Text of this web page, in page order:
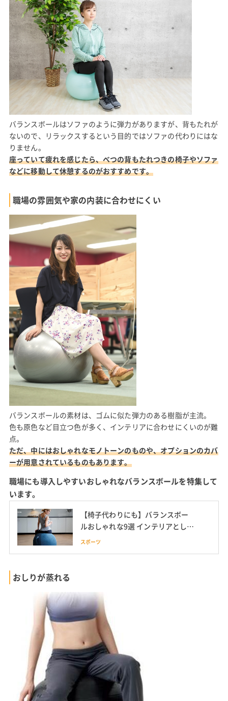
バランスボールはソファのように弾力がありますが、背もたれが
ないので、リラックスするという目的ではソファの代わりにはな
りません。
座っていて疲れを感じたら、べつの背もたれつきの椅子やソファ
などに移動して休憩するのがおすすめです。
職場の雰囲気や家の内装に合わせにくい
バランスボールの素材は、ゴムに似た弾力のある樹脂が主流。
色も原色など目立つ色が多く、インテリアに合わせにくいのが難
点。
ただ、中にはおしゃれなモノトーンのものや、オプションのカバ
ーが用意されているものもあります。
職場にも導入しやすいおしゃれなバランスボールを特集して
います。
【椅子代わりにも】バランスボー
ルおしゃれな9選 インテリアとして
もおすすめ
スポーツ
おしりが蒸れる